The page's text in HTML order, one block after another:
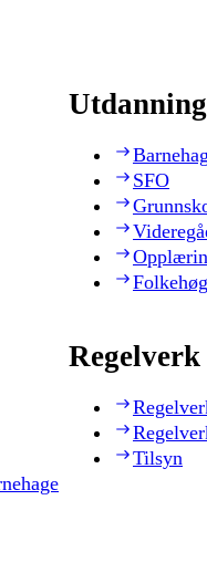
SFO
Regelverk
Tilsyn